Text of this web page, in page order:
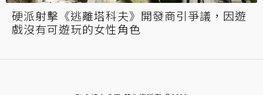
硬派射擊《逃離塔科夫》開發商引爭議，因遊
戲沒有可遊玩的女性角色